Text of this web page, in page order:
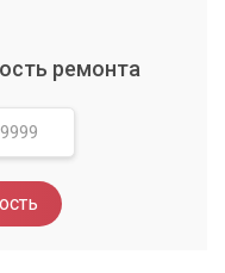
установки
эксперты готовы
установить
с вашими
и начните
ремонта